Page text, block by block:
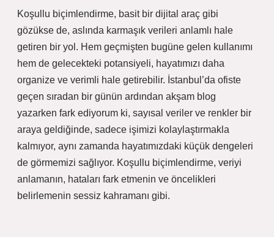
Koşullu biçimlendirme, basit bir dijital araç gibi
gözükse de, aslında karmaşık verileri anlamlı hale
getiren bir yol. Hem geçmişten bugüne gelen kullanımı
hem de gelecekteki potansiyeli, hayatımızı daha
organize ve verimli hale getirebilir. İstanbul’da ofiste
geçen sıradan bir günün ardından akşam blog
yazarken fark ediyorum ki, sayısal veriler ve renkler bir
araya geldiğinde, sadece işimizi kolaylaştırmakla
kalmıyor, aynı zamanda hayatımızdaki küçük dengeleri
de görmemizi sağlıyor. Koşullu biçimlendirme, veriyi
anlamanın, hataları fark etmenin ve öncelikleri
belirlemenin sessiz kahramanı gibi.